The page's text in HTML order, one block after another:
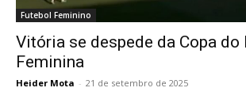
Futebol Feminino
Vitória se despede da Copa do
Feminina
Heider Mota - 21 de setembro de 2025